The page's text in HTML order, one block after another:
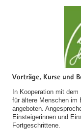
Vorträge, Kurse und
In Kooperation mit
für ältere Menschen im
angeboten.
Einsteigerinnen und
Fortgeschrittene.